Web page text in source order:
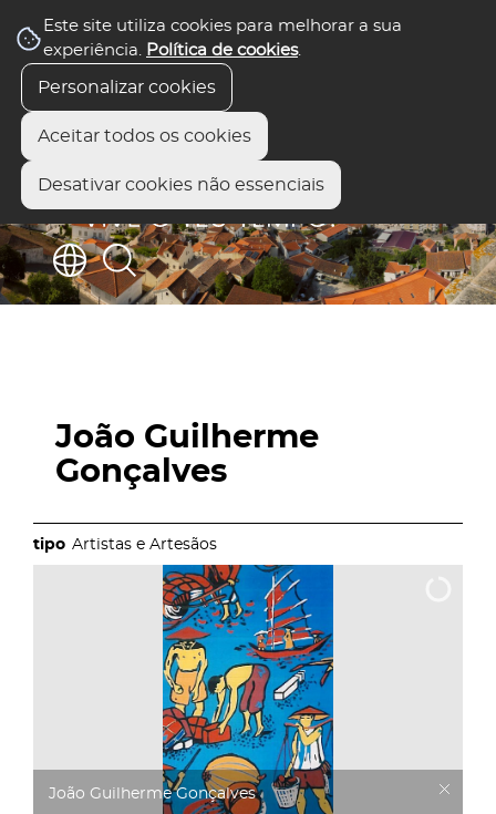
Este site utiliza cookies para melhorar a sua
experiência. Política de cookies.
Personalizar cookies
Aceitar todos os cookies
Desativar cookies não essenciais
João Guilherme
Gonçalves
Artistas e Artesãos
João Guilherme Gonçalves